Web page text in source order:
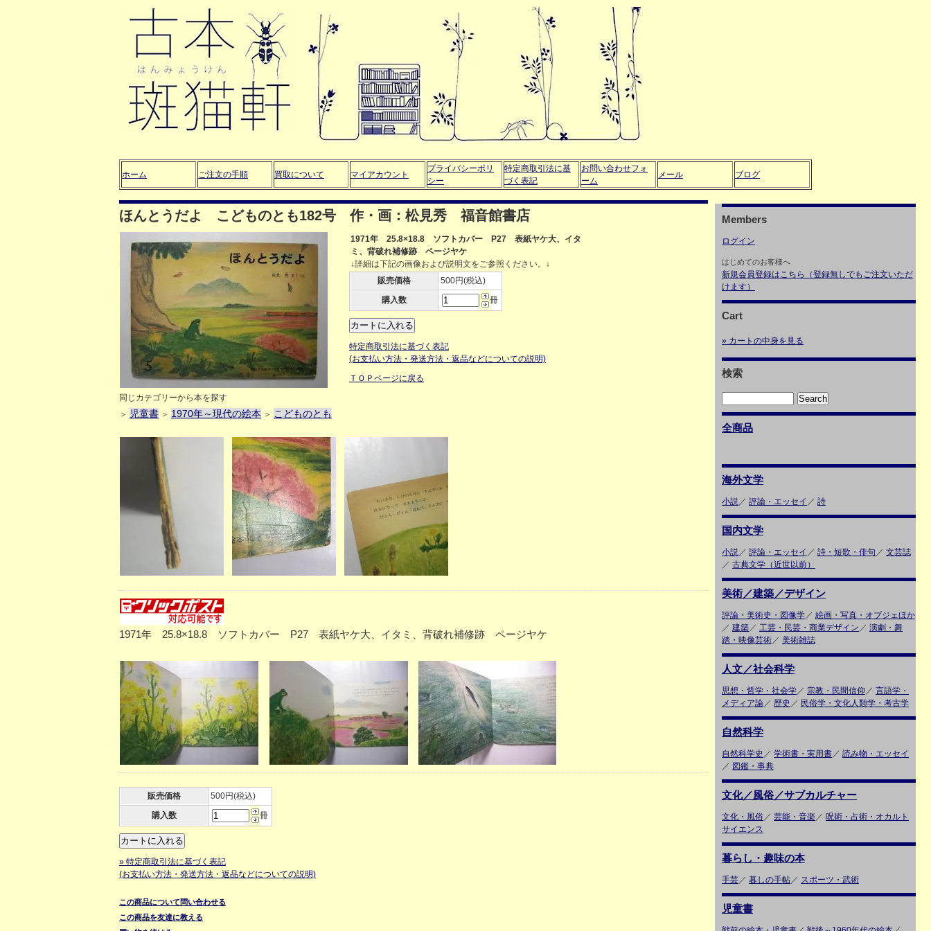
ホーム ご注文の手順 買取について マイアカウント
プライバシーポリ
シー
特定商取引法に基
づく表記
お問い合わせフォ
ーム
メール ブログ
ほんとうだよ こどものとも182号 作・画：松見秀 福音館書店
1971年 25.8×18.8 ソフトカバー P27 表紙ヤケ大、イタ
ミ、背破れ補修跡 ページヤケ
↓詳細は下記の画像および説明文をご参照ください。↓
販売価格
500円(税込)
購入数
冊
特定商取引法に基づく表記
(お支払い方法・発送方法・返品などについての説明)
ＴＯＰページに戻る
同じカテゴリーから本を探す
＞ 児童書 ＞ 1970年～現代の絵本 ＞ こどものとも
1971年 25.8×18.8 ソフトカバー P27 表紙ヤケ大、イタミ、背破れ補修跡 ページヤケ
販売価格
500円(税込)
購入数
冊
» 特定商取引法に基づく表記
(お支払い方法・発送方法・返品などについての説明)
この商品について問い合わせる
この商品を友達に教える
Members
ログイン
はじめてのお客様へ
新規会員登録はこちら（登録無しでもご注文いただ
けます）
Cart
» カートの中身を見る
検索
全商品
海外文学
小説／ 評論・エッセイ ／ 詩
国内文学
小説／ 評論・エッセイ ／ 詩・短歌・俳句 ／ 文芸誌
／ 古典文学（近世以前）
美術／建築／デザイン
評論・美術史・図像学／ 絵画・写真・オブジェほか
／ 建築／ 工芸・民芸・商業デザイン ／ 演劇・舞
踏・映像芸術／ 美術雑誌
人文／社会科学
思想・哲学・社会学／ 宗教・民間信仰 ／ 言語学・
メディア論／ 歴史 ／ 民俗学・文化人類学・考古学
自然科学
自然科学史 ／ 学術書・実用書／ 読み物・エッセイ
／ 図鑑・事典
文化／風俗／サブカルチャー
文化・風俗／ 芸能・音楽 ／ 呪術・占術・オカルト
サイエンス
暮らし・趣味の本
手芸／ 暮しの手帖／ スポーツ・武術
児童書